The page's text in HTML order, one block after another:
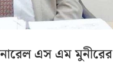
এস এম মুনীরের